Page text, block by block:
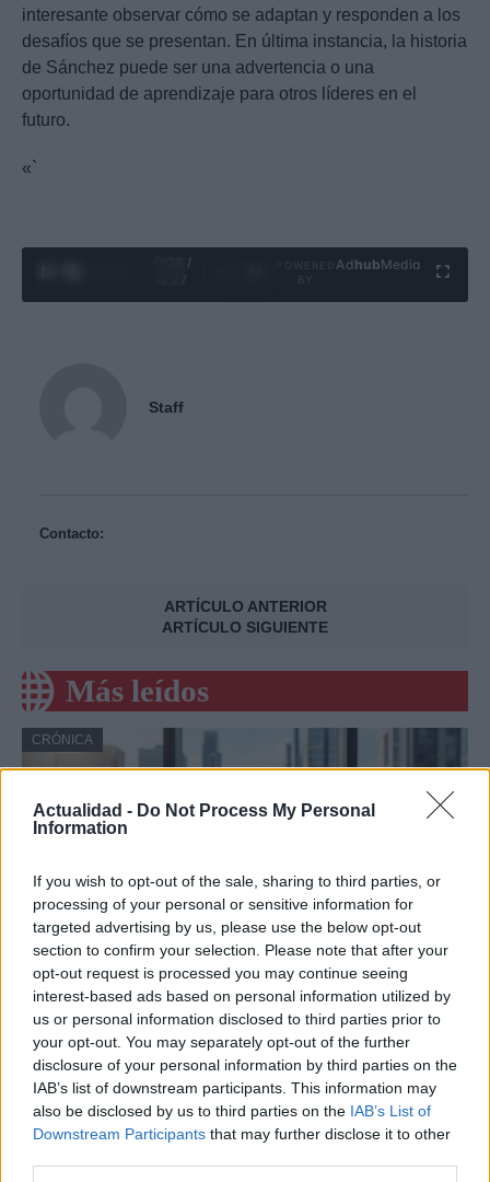
Actualidad - Do Not Process My Personal
Information
If you wish to opt-out of the sale, sharing to third parties, or
processing of your personal or sensitive information for
targeted advertising by us, please use the below opt-out
section to confirm your selection. Please note that after your
opt-out request is processed you may continue seeing
interest-based ads based on personal information utilized by
us or personal information disclosed to third parties prior to
your opt-out. You may separately opt-out of the further
disclosure of your personal information by third parties on the
IAB’s list of downstream participants. This information may
also be disclosed by us to third parties on the IAB’s List of
Downstream Participants that may further disclose it to other
interesante observar cómo se adaptan y responden a los
desafíos que se presentan. En última instancia, la historia
de Sánchez puede ser una advertencia o una
oportunidad de aprendizaje para otros líderes en el
futuro.
«`
0:29 /
Ad hubMedia
Staff
Contacto:
ARTÍCULO ANTERIOR
ARTÍCULO SIGUIENTE
Más leídos
CRÓNICA
Amparo Moraleda asume la
vicepresidencia de CaixaBank
La trayectoria de Moraleda promete un nuevo rumbo…
CRÓNICA